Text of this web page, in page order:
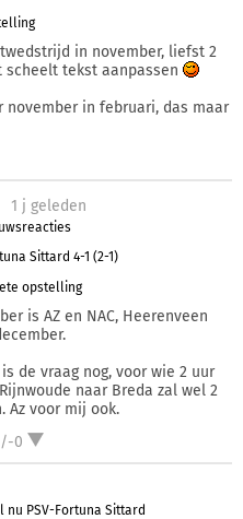
in november, liefst 2
scheelt tekst aanpassen
november in februari, das maar
1 j geleden
Sittard 4-1 (2-1)
opstelling
is AZ en NAC, Heerenveen
is de vraag nog, voor wie 2 uur
naar Breda zal wel 2
Az voor mij ook.
0
nu PSV-Fortuna Sittard